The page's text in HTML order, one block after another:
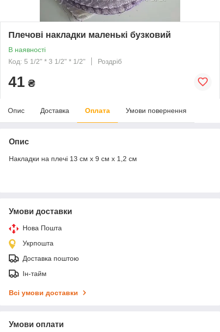
Плечові накладки маленькі бузковий
В наявності
Код: 5 1/2" * 3 1/2" * 1/2"
Роздріб
41 ₴
Опис Доставка Оплата Умови повернення
Опис
Накладки на плечі 13 см х 9 см х 1,2 см
Умови доставки
Нова Пошта
Укрпошта
Доставка поштою
Ін-тайм
Всі умови доставки
Умови оплати